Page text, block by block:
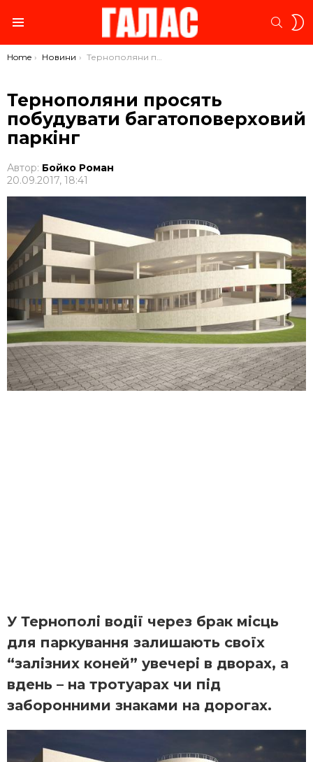
You are here:
Home Новини Тернополяни просять побудувати багатоповерховий паркінг
Тернополяни просять
побудувати багатоповерховий
паркінг
Автор: Бойко Роман
20.09.2017, 18:41
У Тернополі водії через брак місць
для паркування залишають своїх
“залізних коней” увечері в дворах, а
вдень – на тротуарах чи під
заборонними знаками на дорогах.